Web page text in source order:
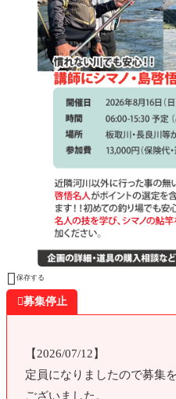
 保存する
募集停止
【2026/07/12】
定員になりましたので募集
ございました。